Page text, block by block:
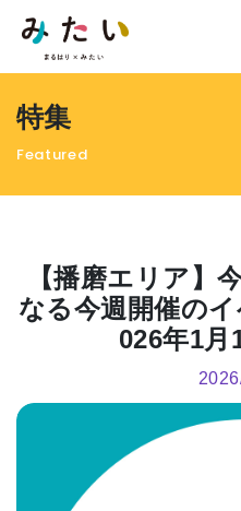
特集
エリア特集
まるはり×みたい お問合
プライ
特集
Featured
【播磨エリア】
なる今週開催の
026年1月